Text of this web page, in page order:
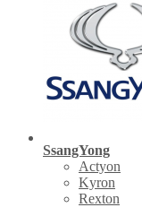
SsangYong
Actyon
Kyron
Rexton